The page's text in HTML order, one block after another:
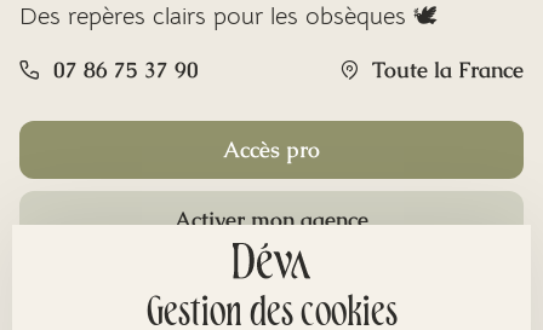
Des repères clairs pour les obsèques 🕊️
07 86 75 37 90 Toute la France
Accès pro
Activer mon agence
Gestion des cookies